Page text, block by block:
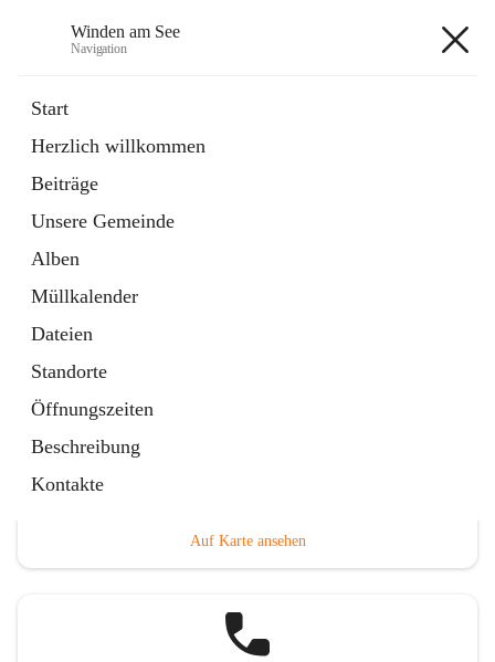
Winden am See
Navigation
Start
Herzlich willkommen
Beiträge
Unsere Gemeinde
Alben
Müllkalender
Dateien
Standorte
Öffnungszeiten
Beschreibung
Kontakte
Externe Webseite
in
Tab
Bebauungsplan
öffnet
in
neuem
Tab
Auf Karte ansehen